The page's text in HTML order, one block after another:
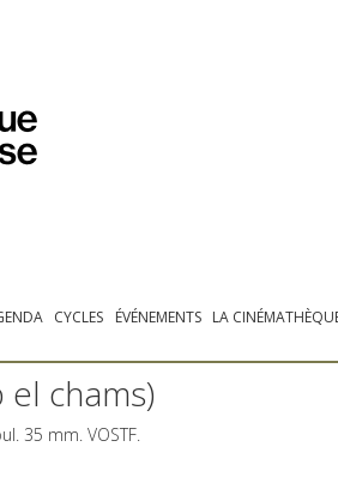
CYCLES ÉVÉNEMENTS LA
chams)
35 mm. VOSTF.